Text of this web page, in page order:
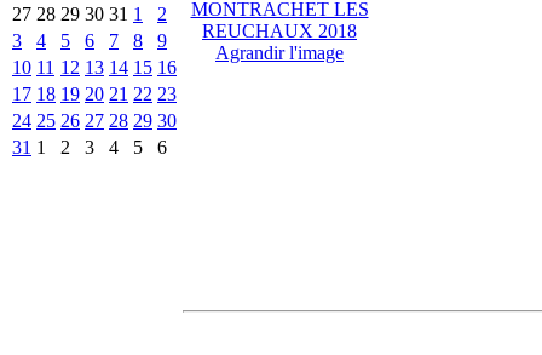
27 28 29 30 31 1
2
3
4 5 6 7 8
9
10 11 12 13 14 15 16
17 18 19 20 21 22 23
24 25 26 27 28 29 30
31 1 2 3 4 5 6
Agrandir l'image